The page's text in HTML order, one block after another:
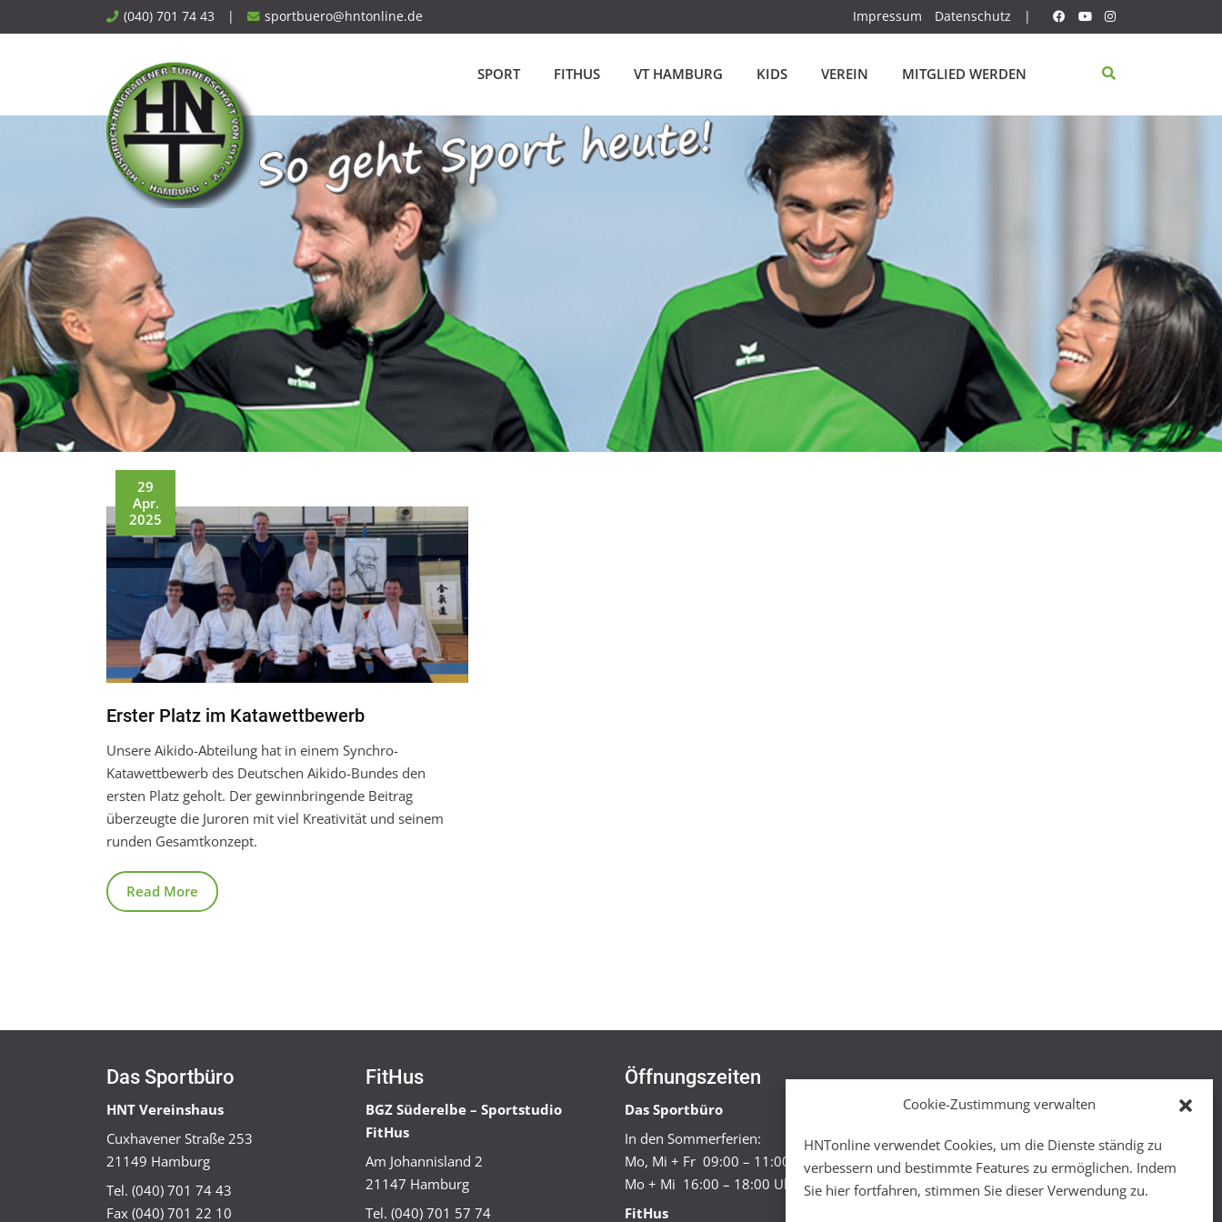
Cookie-Zustimmung verwalten
HNTonline verwendet Cookies, um die Dienste ständig zu
verbessern und bestimmte Features zu ermöglichen. Indem
Sie hier fortfahren, stimmen Sie dieser Verwendung zu.
to
(040) 701 74 43 | sportbuero@hntonline.de Impressum Datenschutz |
SPORT FITHUS VT HAMBURG KIDS VEREIN MITGLIED WERDEN
29
Apr.
2025
Erster Platz im Katawettbewerb
Unsere Aikido-Abteilung hat in einem Synchro-
Katawettbewerb des Deutschen Aikido-Bundes den
ersten Platz geholt. Der gewinnbringende Beitrag
überzeugte die Juroren mit viel Kreativität und seinem
runden Gesamtkonzept.
Read More
Das Sportbüro
HNT Vereinshaus
Cuxhavener Straße 253
21149 Hamburg
Tel. (040) 701 74 43
Fax (040) 701 22 10
FitHus
BGZ Süderelbe – Sportstudio
FitHus
Am Johannisland 2
21147 Hamburg
Tel. (040) 701 57 74
Öffnungszeiten
Das Sportbüro
In den Sommerferien:
Mo, Mi + Fr 09:00 – 11:00 Uhr
Mo + Mi 16:00 – 18:00 Uhr
FitHus